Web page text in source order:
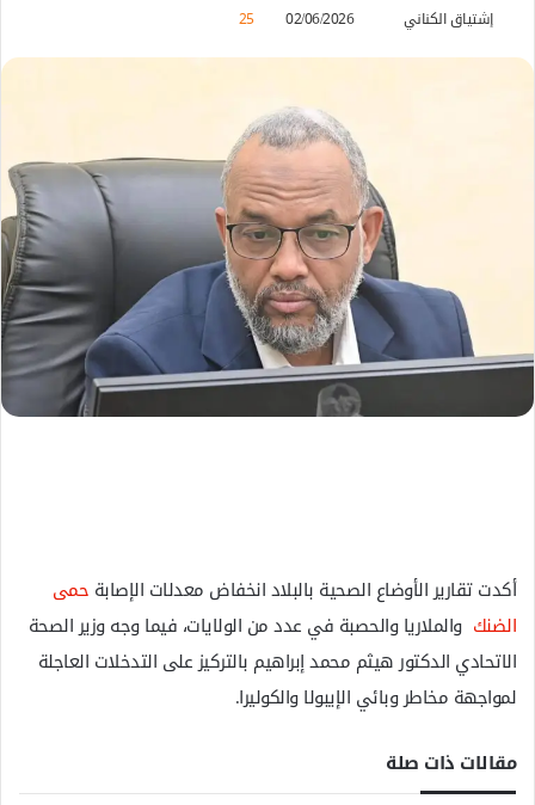
إشتياق الكناني
ي
د
ا
إ
ل
ت
و
02/06/2026
25
أكدت تقارير الأوضاع الصحية بالبلاد انخفاض معدلات الإصابة حمى
الضنك والملاريا والحصبة في عدد من الولايات، فيما وجه وزير الصحة
الاتحادي الدكتور هيثم محمد إبراهيم بالتركيز على التدخلات العاجلة
لمواجهة مخاطر وبائي الإيبولا والكوليرا.
مقالات ذات صلة